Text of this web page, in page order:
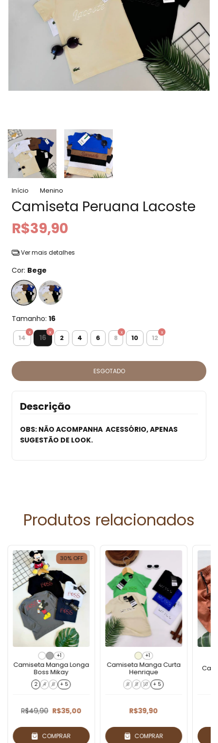
Início Menino
Camiseta Peruana Lacoste
R$39,90
Ver mais detalhes
Cor: Bege
Tamanho: 16
14 16 2 4 6 8 10 12
Descrição
OBS: NÃO ACOMPANHA ACESSÓRIO, APENAS
SUGESTÃO DE LOOK.
Produtos relacionados
30%OFF
+1
Camiseta Manga Longa
Boss Mikay
2 4 6 + 5
R$49,90 R$35,00
COMPRAR
+1
Camiseta Manga Curta
Henrique
6 8 10 + 5
R$39,90
COMPRAR